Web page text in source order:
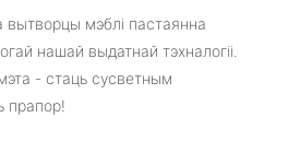
вытворцы мэблі пастаянна
нашай выдатнай тэхналогіі.
- стаць сусветным
прапор!